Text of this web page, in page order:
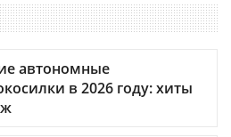
автономные
в 2026 году: хиты